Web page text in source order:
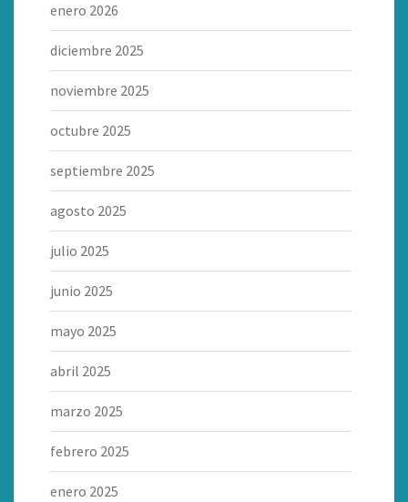
enero 2026
diciembre 2025
noviembre 2025
octubre 2025
septiembre 2025
agosto 2025
julio 2025
junio 2025
mayo 2025
abril 2025
marzo 2025
febrero 2025
enero 2025